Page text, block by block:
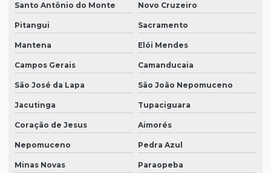
Santo Antônio do Monte Novo Cruzeiro
Pitangui Sacramento
Mantena Elói Mendes
Campos Gerais Camanducaia
São José da Lapa São João Nepomuceno
Jacutinga Tupaciguara
Coração de Jesus Aimorés
Nepomuceno Pedra Azul
Minas Novas Paraopeba